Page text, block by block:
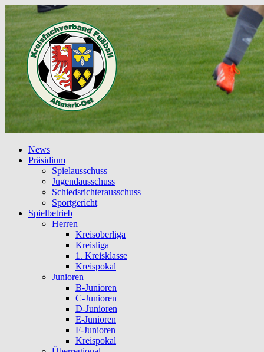
News
Präsidium
Spielausschuss
Jugendausschuss
Schiedsrichterausschuss
Sportgericht
Spielbetrieb
Herren
Kreisoberliga
Kreisliga
1. Kreisklasse
Kreispokal
Junioren
B-Junioren
C-Junioren
D-Junioren
E-Junioren
F-Junioren
Kreispokal